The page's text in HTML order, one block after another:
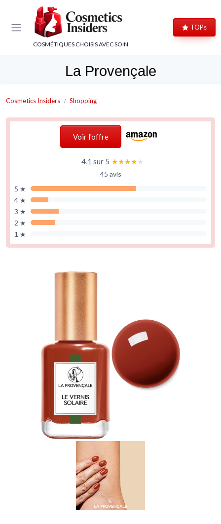
COSMÉTIQUES CHOISIS AVEC SOIN
TOPs
La Provençale
Cosmetics Insiders Shopping
Voir l'offre
4,1 sur 5 ★★★★★
★★★★★
45 avis
5 ★
4 ★
3 ★
2 ★
1 ★
Panneau de gestion des cookies